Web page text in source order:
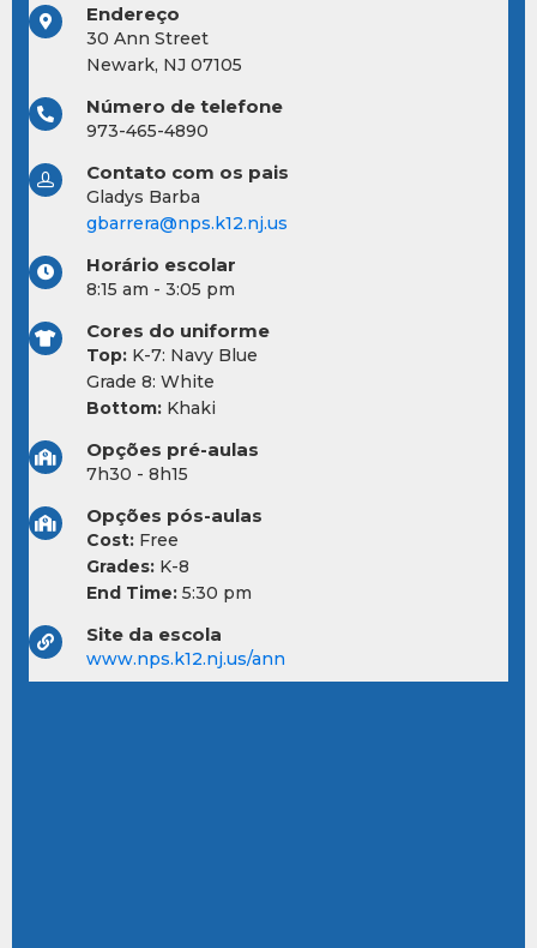
Endereço
30 Ann Street
Newark, NJ 07105
Número de telefone
973-465-4890
Contato com os pais
Gladys Barba
gbarrera@nps.k12.nj.us
Horário escolar
8:15 am - 3:05 pm
Cores do uniforme
Top: K-7: Navy Blue
Grade 8: White
Bottom: Khaki
Opções pré-aulas
7h30 - 8h15
Opções pós-aulas
Cost: Free
Grades: K-8
End Time: 5:30 pm
Site da escola
www.nps.k12.nj.us/ann